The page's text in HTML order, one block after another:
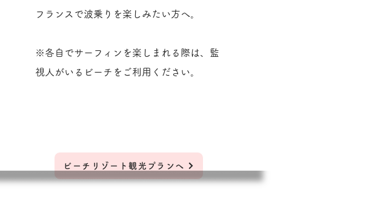
フランスで波乗りを楽しみたい方へ。
※各自でサーフィンを楽しまれる際は、監
視人がいるビーチをご利用ください。
ビーチリゾート観光プランへ